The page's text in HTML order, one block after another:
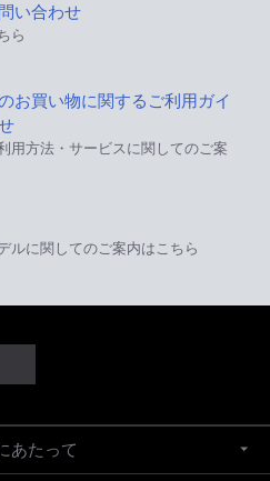
い合わせ
ら
お買い物に関するご利用ガイ
用方法・サービスに関してのご案
ルに関してのご案内はこちら
あたって